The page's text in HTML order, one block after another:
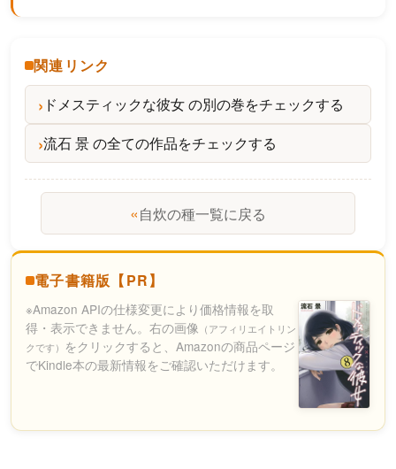
関連リンク
ドメスティックな彼女 の別の巻をチェックする
流石 景 の全ての作品をチェックする
«自炊の種一覧に戻る
電子書籍版【PR】
※Amazon APIの仕様変更により価格情報を取
得・表示できません。右の画像 （アフィリエイトリン
クです） をクリックすると、Amazonの商品ページ
でKindle本の最新情報をご確認いただけます。